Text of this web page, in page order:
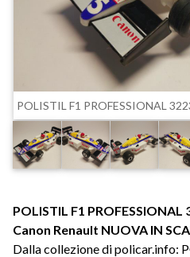
POLISTIL F1
Canon Renault NUOVA IN
Dalla collezione di policar.info: